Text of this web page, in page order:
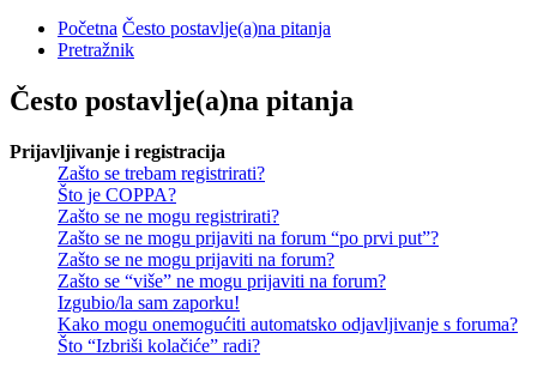
Početna Često postavlje(a)na pitanja
Pretražnik
Često postavlje(a)na pitanja
Prijavljivanje i registracija
Zašto se trebam registrirati?
Što je COPPA?
Zašto se ne mogu registrirati?
Zašto se ne mogu prijaviti na forum “po prvi put”?
Zašto se ne mogu prijaviti na forum?
Zašto se “više” ne mogu prijaviti na forum?
Izgubio/la sam zaporku!
Kako mogu onemogućiti automatsko odjavljivanje s foruma?
Što “Izbriši kolačiće” radi?